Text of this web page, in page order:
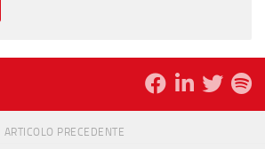
ARTICOLO PRECEDENTE